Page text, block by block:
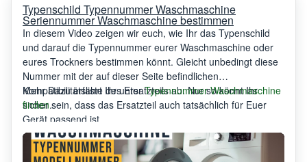
Typenschild Typennummer Waschmaschine
Seriennummer Waschmaschine bestimmen
In diesem Video zeigen wir euch, wie Ihr das Typenschild
und darauf die Typennummer eurer Waschmaschine oder
eures Trockners bestimmen könnt. Gleicht unbedingt diese
Nummer mit der auf dieser Seite befindlichen
Kompatibilitätsliste des Ersatzteils ab. Nur so könnt Ihr
sicher sein, dass das Ersatzteil auch tatsächlich für Euer
Gerät passend ist.
Mehr Dazu erfahrt Ihr unterTypennummer Waschmaschine
finden.